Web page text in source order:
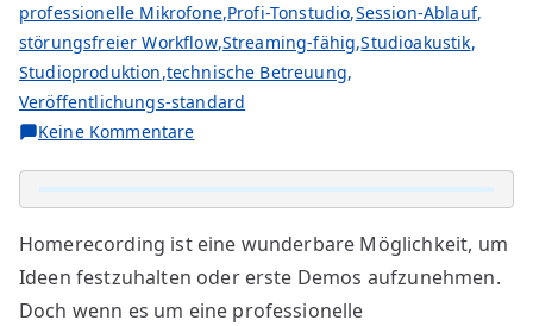
professionelle Mikrofone,Profi-Tonstudio,Session-Ablauf,
störungsfreier Workflow,Streaming-fähig,Studioakustik,
Studioproduktion,technische Betreuung,
Veröffentlichungs-standard
Keine Kommentarezu
–
So
läuft
Homerecording ist eine wunderbare Möglichkeit, um
Ideen festzuhalten oder erste Demos aufzunehmen.
Doch wenn es um eine professionelle